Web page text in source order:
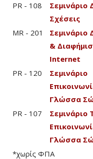
PR - 108
Σεμινάριο
Σχέσεις
MR - 201
Σεμινάριο
&
Internet
PR - 120
Σεμινάριο
Γλώσσα
PR - 107
Σεμινάριο
Γλώσσα
*χωρίς ΦΠΑ